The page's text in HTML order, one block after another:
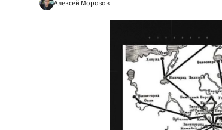
Алексей Морозов